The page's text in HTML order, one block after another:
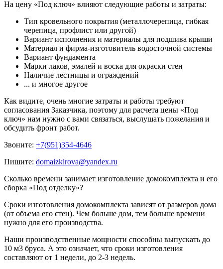
На цену «Под ключ» влияют следующие работы и затраты:
Тип кровельного покрытия (металлочерепица, гибкая
черепица, профлист или другой)
Вариант исполнения и материалы для подшива крыши
Материал и фирма-изготовитель водосточной системы
Вариант фундамента
Марки лаков, эмалей и воска для окраски стен
Наличие лестницы и ограждений
... и многое другое
Как видите, очень многие затраты и работы требуют
согласования Заказчика, поэтому для расчета цены «Под
ключ» нам нужно с вами связаться, выслушать пожелания и
обсудить фронт работ.
Звоните: +7(951)354-4646
Пишите: domaizkirova@yandex.ru
Сколько времени занимает изготовление домокомплекта и его
сборка «Под отделку»?
Сроки изготовления домокомплекта зависят от размеров дома
(от объема его стен). Чем больше дом, тем больше времени
нужно для его производства.
Наши производственные мощности способны выпускать до
10 м3 бруса. А это означает, что сроки изготовления
составляют от 1 недели, до 2-3 недель.